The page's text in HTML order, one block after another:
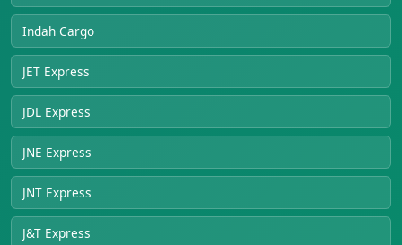
Indah Cargo
JET Express
JDL Express
JNE Express
JNT Express
J&T Express